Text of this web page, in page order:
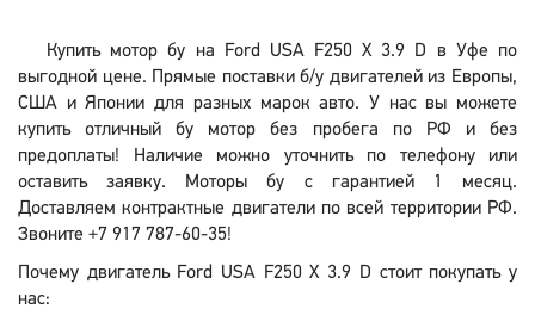
Купить мотор бу на Ford USA F250 X 3.9 D в Уфе по
выгодной цене. Прямые поставки б/у двигателей из Европы,
США и Японии для разных марок авто. У нас вы можете
купить отличный бу мотор без пробега по РФ и без
предоплаты! Наличие можно уточнить по телефону или
оставить заявку. Моторы бу с гарантией 1 месяц.
Доставляем контрактные двигатели по всей территории РФ.
Звоните +7 917 787-60-35!
Почему двигатель Ford USA F250 X 3.9 D стоит покупать у
нас: